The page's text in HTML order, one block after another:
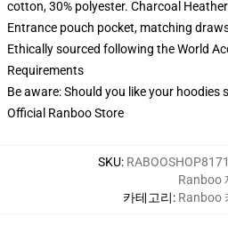
cotton, 30% polyester. Charcoal
Entrance pouch pocket, matching
Ethically sourced following the World
Requirements
Be aware: Should you like your hoodies
Official Ranboo Store
SKU:
카테고리:
Ranboo
Ranboo